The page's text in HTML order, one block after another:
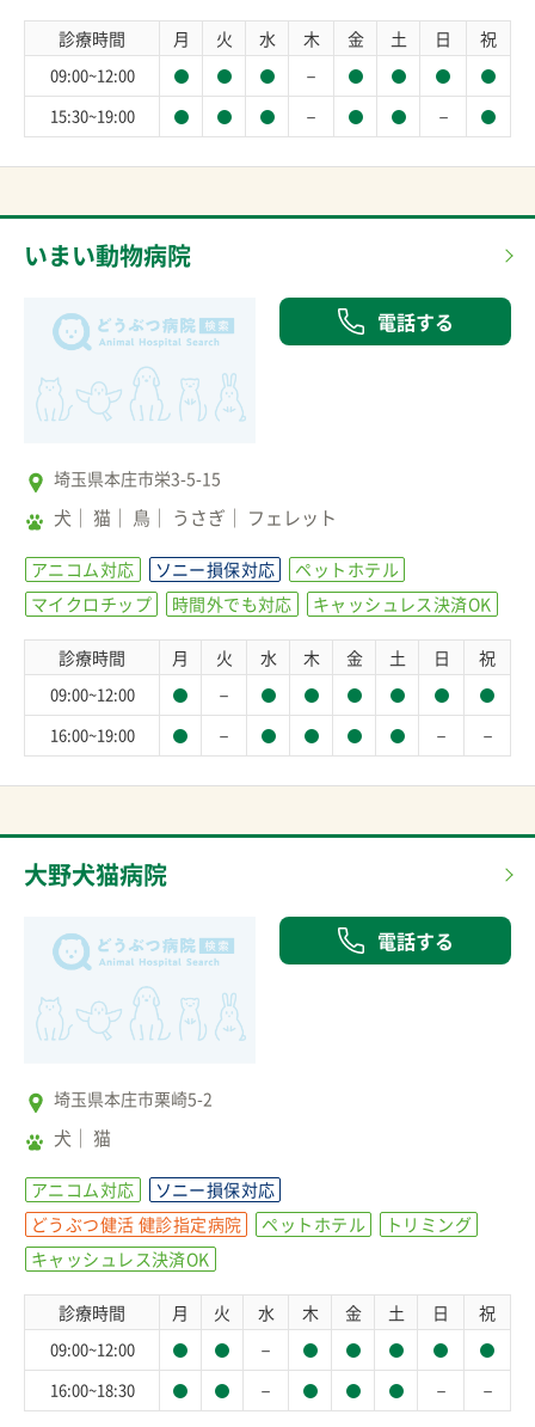
診療時間 月 火 水 木 金 土 日 祝
09:00~12:00 －
15:30~19:00 － －
いまい動物病院
電話する
埼玉県本庄市栄3-5-15
犬 猫 鳥 うさぎ フェレット
アニコム対応 ソニー損保対応
ペットホテル
マイクロチップ
時間外でも対応 キャッシュレス決済OK
診療時間 月 火 水 木 金 土 日 祝
09:00~12:00 －
16:00~19:00 － － －
大野犬猫病院
電話する
埼玉県本庄市栗崎5-2
犬 猫
アニコム対応
ソニー損保対応
どうぶつ健活 健診指定病院
ペットホテル
トリミング
キャッシュレス決済OK
診療時間 月 火 水 木 金 土 日 祝
09:00~12:00 －
16:00~18:30 － － －